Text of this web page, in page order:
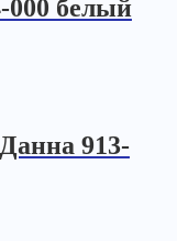
000 белый
913-